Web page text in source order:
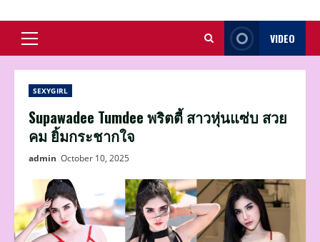
Primary
Menu
VIDEO
SEXYGIRL
Supawadee Tumdee พริตตี้ สาวหุ่นแซ่บ สวย
คม ยิ้มกระชากใจ
admin October 10, 2025